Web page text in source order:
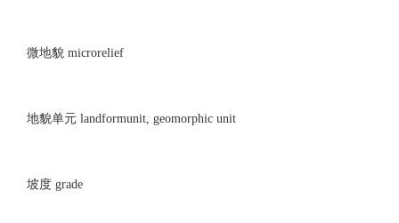
微地貌 microrelief
地貌单元 landformunit, geomorphic unit
坡度 grade